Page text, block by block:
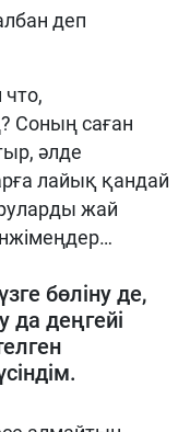
деп
Соның саған
әлде
лайық қандай
жай
бөліну де,
деңгейі